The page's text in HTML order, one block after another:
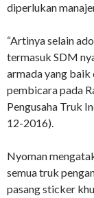
diperlukan
“Artinya selain
termasuk SDM
armada yang baik
pembicara pada
Pengusaha Truk
12-2016).
Nyoman
semua truk
pasang sticker